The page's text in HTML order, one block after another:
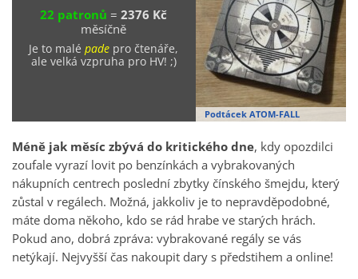
22 patronů =2376 Kč
měsíčně
Je to malépade pro čtenáře,
ale velká vzpruha pro HV! ;)
Podtácek ATOM-FALL
Méně jak měsíc zbývá do kritického dne, kdy opozdilci
zoufale vyrazí lovit po benzínkách a vybrakovaných
nákupních centrech poslední zbytky čínského šmejdu, který
zůstal v regálech. Možná, jakkoliv je to nepravděpodobné,
máte doma někoho, kdo se rád hrabe ve starých hrách.
Pokud ano, dobrá zpráva: vybrakované regály se vás
netýkají. Nejvyšší čas nakoupit dary s předstihem a online!